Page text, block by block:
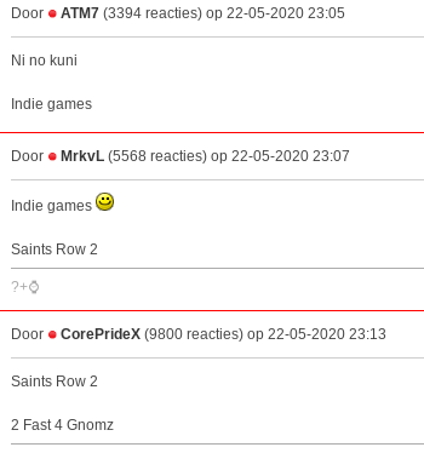
Door ATM7 (3394 reacties) op 22-05-2020 23:05
Ni no kuni
Indie games
Door MrkvL (5568 reacties) op 22-05-2020 23:07
Indie games
Saints Row 2
?+⌚
Door CorePrideX (9800 reacties) op 22-05-2020 23:13
Saints Row 2
2 Fast 4 Gnomz